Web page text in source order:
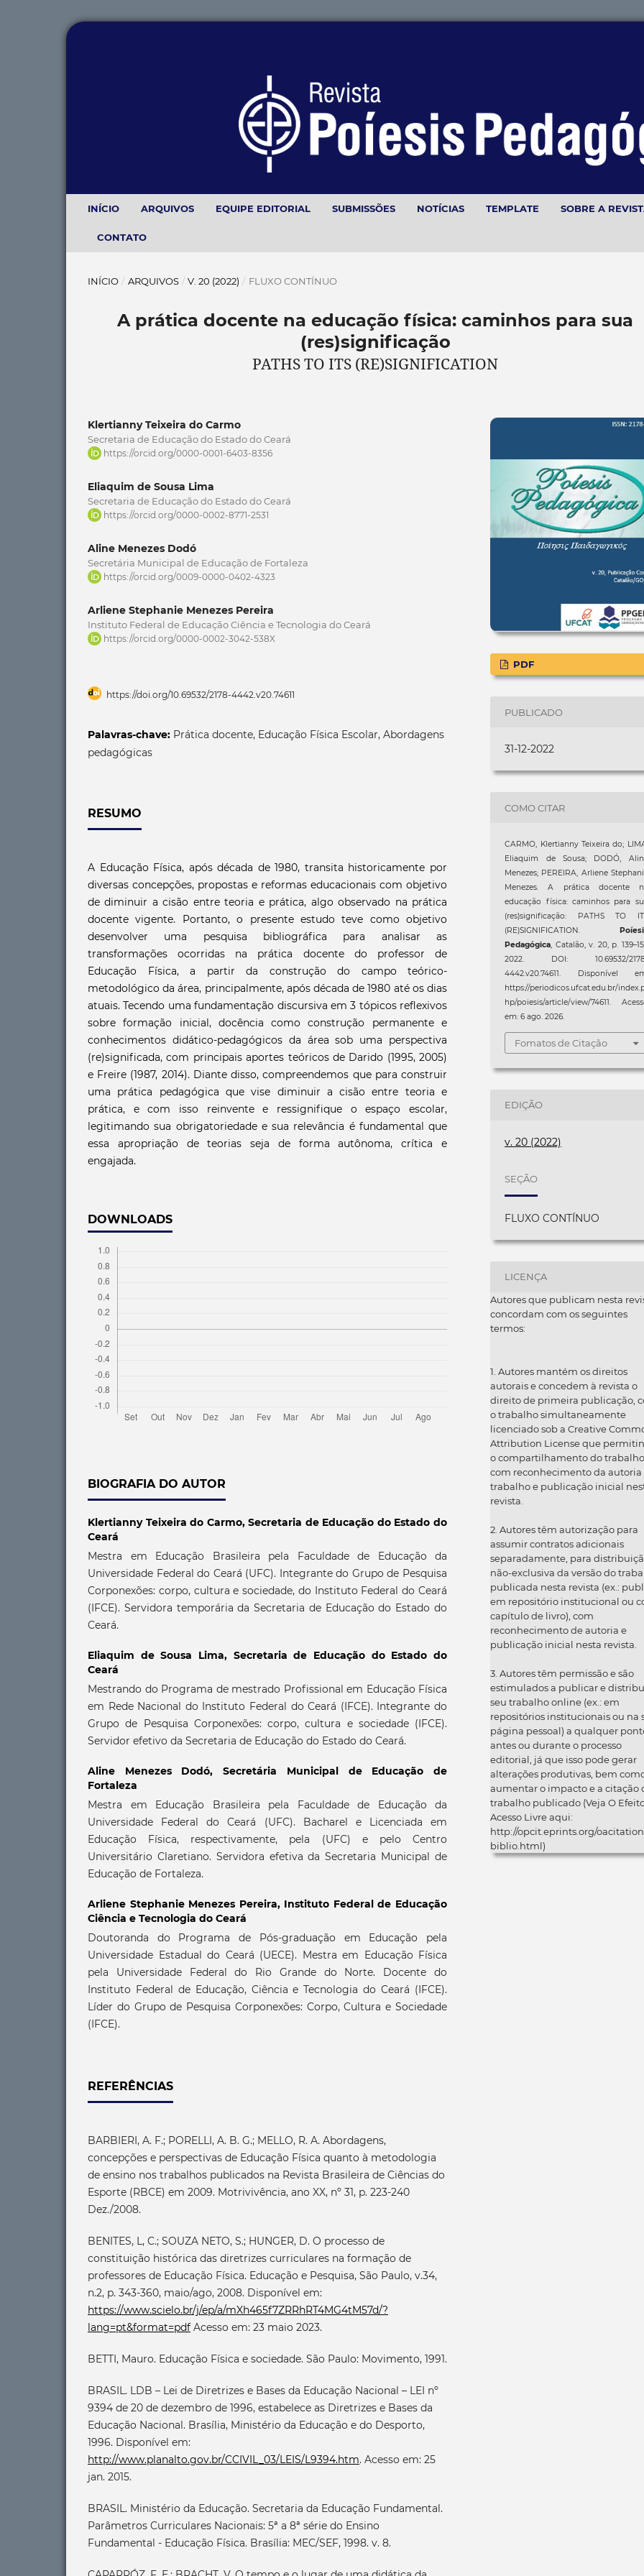
INÍCIO ARQUIVOS EQUIPE EDITORIAL SUBMISSÕES NOTÍCIAS TEMPLATE SOBRE A
CONTATO
INÍCIO / ARQUIVOS / V. 20 (2022) / FLUXO CONTÍNUO
A prática docente na educação física: caminhos para sua
(res)significação
PATHS TO ITS (RE)SIGNIFICATION
Klertianny Teixeira do Carmo
Secretaria de Educação do Estado do Ceará
https://orcid.org/0000-0001-6403-8356
Eliaquim de Sousa Lima
Secretaria de Educação do Estado do Ceará
https://orcid.org/0000-0002-8771-2531
Aline Menezes Dodó
Secretária Municipal de Educação de Fortaleza
https://orcid.org/0009-0000-0402-4323
Arliene Stephanie Menezes Pereira
Instituto Federal de Educação Ciência e Tecnologia do Ceará
https://orcid.org/0000-0002-3042-538X
https://doi.org/10.69532/2178-4442.v20.74611
Palavras-chave: Prática docente, Educação Física Escolar, Abordagens
pedagógicas
RESUMO
A Educação Física, após década de 1980, transita historicamente por
diversas concepções, propostas e reformas educacionais com objetivo
de diminuir a cisão entre teoria e prática, algo observado na prática
docente vigente. Portanto, o presente estudo teve como objetivo
desenvolver uma pesquisa bibliográfica para analisar as
transformações ocorridas na prática docente do professor de
Educação Física, a partir da construção do campo teórico-
metodológico da área, principalmente, após década de 1980 até os dias
atuais. Tecendo uma fundamentação discursiva em 3 tópicos reflexivos
sobre formação inicial, docência como construção permanente e
conhecimentos didático-pedagógicos da área sob uma perspectiva
(re)significada, com principais aportes teóricos de Darido (1995, 2005)
e Freire (1987, 2014). Diante disso, compreendemos que para construir
uma prática pedagógica que vise diminuir a cisão entre teoria e
prática, e com isso reinvente e ressignifique o espaço escolar,
legitimando sua obrigatoriedade e sua relevância é fundamental que
essa apropriação de teorias seja de forma autônoma, crítica e
engajada.
DOWNLOADS
BIOGRAFIA DO AUTOR
Klertianny Teixeira do Carmo,Secretaria de Educação do Estado do
Ceará
Mestra em Educação Brasileira pela Faculdade de Educação da
Universidade Federal do Ceará (UFC). Integrante do Grupo de Pesquisa
Corponexões: corpo, cultura e sociedade, do Instituto Federal do Ceará
(IFCE). Servidora temporária da Secretaria de Educação do Estado do
Ceará.
Eliaquim de Sousa Lima, Secretaria de Educação do Estado do
Ceará
Mestrando do Programa de mestrado Profissional em Educação Física
em Rede Nacional do Instituto Federal do Ceará (IFCE). Integrante do
Grupo de Pesquisa Corponexões: corpo, cultura e sociedade (IFCE).
Servidor efetivo da Secretaria de Educação do Estado do Ceará.
Aline Menezes Dodó,Secretária Municipal de Educação de
Fortaleza
Mestra em Educação Brasileira pela Faculdade de Educação da
Universidade Federal do Ceará (UFC). Bacharel e Licenciada em
Educação Física, respectivamente, pela (UFC) e pelo Centro
Universitário Claretiano. Servidora efetiva da Secretaria Municipal de
Educação de Fortaleza.
Arliene Stephanie Menezes Pereira, Instituto Federal de Educação
Ciência e Tecnologia do Ceará
Doutoranda do Programa de Pós-graduação em Educação pela
Universidade Estadual do Ceará (UECE). Mestra em Educação Física
pela Universidade Federal do Rio Grande do Norte. Docente do
Instituto Federal de Educação, Ciência e Tecnologia do Ceará (IFCE).
Líder do Grupo de Pesquisa Corponexões: Corpo, Cultura e Sociedade
(IFCE).
REFERÊNCIAS
BARBIERI, A. F.; PORELLI, A. B. G.; MELLO, R. A. Abordagens,
concepções e perspectivas de Educação Física quanto à metodologia
de ensino nos trabalhos publicados na Revista Brasileira de Ciências do
Esporte (RBCE) em 2009. Motrivivência, ano XX, nº 31, p. 223-240
Dez./2008.
BENITES, L, C.; SOUZA NETO, S.; HUNGER, D. O processo de
constituição histórica das diretrizes curriculares na formação de
professores de Educação Física. Educação e Pesquisa, São Paulo, v.34,
n.2, p. 343-360, maio/ago, 2008. Disponível em:
https://www.scielo.br/j/ep/a/mXh465f7ZRRhRT4MG4tM57d/?
lang=pt&format=pdf Acesso em: 23 maio 2023.
BETTI, Mauro. Educação Física e sociedade. São Paulo: Movimento, 1991.
BRASIL. LDB – Lei de Diretrizes e Bases da Educação Nacional – LEI nº
9394 de 20 de dezembro de 1996, estabelece as Diretrizes e Bases da
Educação Nacional. Brasília, Ministério da Educação e do Desporto,
1996. Disponível em:
http://www.planalto.gov.br/CCIVIL_03/LEIS/L9394.htm. Acesso em: 25
jan. 2015.
BRASIL. Ministério da Educação. Secretaria da Educação Fundamental.
Parâmetros Curriculares Nacionais: 5ª a 8ª série do Ensino
Fundamental - Educação Física. Brasília: MEC/SEF, 1998. v. 8.
PDF
PUBLICADO
31-12-2022
COMO CITAR
CARMO, Klertianny Teixeira do;
Eliaquim de Sousa; DODÓ,
Menezes; PEREIRA, Arliene
Menezes. A prática docente
educação física: caminhos para
(res)significação: PATHS TO
(RE)SIGNIFICATION.
Pedagógica, Catalão, v. 20, p.
2022. DOI: 10.69532/
4442.v20.74611. Disponível
https://periodicos.ufcat.edu.br/
hp/poiesis/article/view/74611.
em: 6 ago. 2026.
Fomatos de Citação
EDIÇÃO
v. 20 (2022)
SEÇÃO
FLUXO CONTÍNUO
LICENÇA
Autores que publicam nesta
concordam com os seguintes
termos:
1. Autores mantém os direitos
autorais e concedem à revista o
direito de primeira publicação,
o trabalho simultaneamente
licenciado sob a Creative
Attribution License que
o compartilhamento do trabalho
com reconhecimento da autoria
trabalho e publicação inicial
revista.
2. Autores têm autorização para
assumir contratos adicionais
separadamente, para
não-exclusiva da versão do
publicada nesta revista (ex.:
em repositório institucional ou
capítulo de livro), com
reconhecimento de autoria e
publicação inicial nesta revista.
3. Autores têm permissão e são
estimulados a publicar e
seu trabalho online (ex.: em
repositórios institucionais ou na
página pessoal) a qualquer
antes ou durante o processo
editorial, já que isso pode gerar
alterações produtivas, bem
aumentar o impacto e a citação
trabalho publicado (Veja O
Acesso Livre aqui:
http://opcit.eprints.org/
biblio.html)